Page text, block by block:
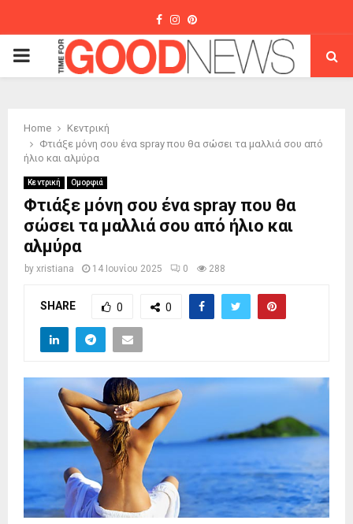
Facebook
Instagram
Pinterest
PRIMARY
Home
Κεντρική
Φτιάξε μόνη σου ένα spray που θα σώσει τα μαλλιά σου από
ήλιο και αλμύρα
Κεντρική Ομορφιά
Φτιάξε μόνη σου ένα spray που θα
σώσει τα μαλλιά σου από ήλιο και
αλμύρα
by xristiana 14 Ιουνίου 2025 0 288
SHARE 0 0